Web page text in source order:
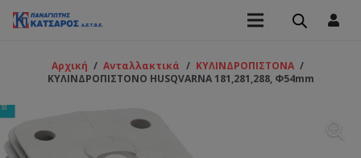
Αρχική / Ανταλλακτικά / ΚΥΛΙΝΔΡΟΠΙΣΤΟΝΑ /
ΚΥΛΙΝΔΡΟΠΙΣΤΟΝΟ HUSQVARNA 181,281,288, Φ54mm